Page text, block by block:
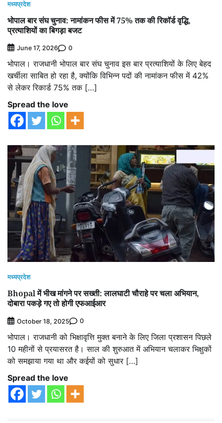
मध्यप्रदेश
भोपाल बार संघ चुनाव: नामांकन फीस में 75% तक की रिकॉर्ड वृद्धि,
प्रत्याशियों का बिगड़ा बजट
June 17, 2026 0
भोपाल। राजधानी भोपाल बार संघ चुनाव इस बार प्रत्याशियों के लिए बेहद
खर्चीला साबित हो रहा है, क्योंकि विभिन्न पदों की नामांकन फीस में 42%
से लेकर रिकार्ड 75% तक […]
Spread the love
मध्यप्रदेश
Bhopal में भीख मांगने पर सख्ती: लालघाटी चौराहे पर चला अभियान,
दोबारा पकड़े गए तो होगी एफआईआर
October 18, 2025 0
भोपाल। राजधानी को भिक्षावृत्ति मुक्त बनाने के लिए जिला प्रशासन पिछले
10 महीनों से प्रयासरत है। साल की शुरुआत में अभियान चलाकर भिक्षुकों
को समझाया गया था और कईयों को सुधार […]
Spread the love